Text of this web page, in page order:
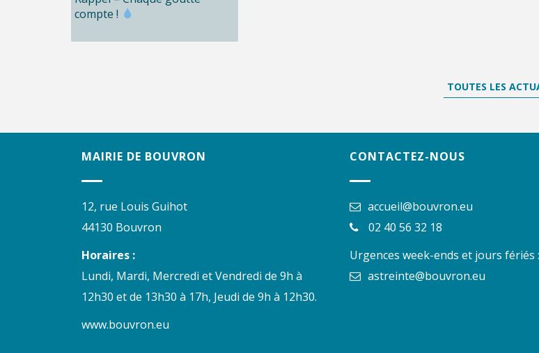
compte !
TOUTES LES
MAIRIE DE BOUVRON
12, rue Louis Guihot
44130 Bouvron
Horaires :
Lundi, Mardi, Mercredi et Vendredi de 9h à
12h30 et de 13h30 à 17h, Jeudi de 9h à 12h30.
www.bouvron.eu
CONTACTEZ-NOUS
accueil@bouvron.eu
02 40 56 32 18
Urgences week-ends et jours fériés :
astreinte@bouvron.eu